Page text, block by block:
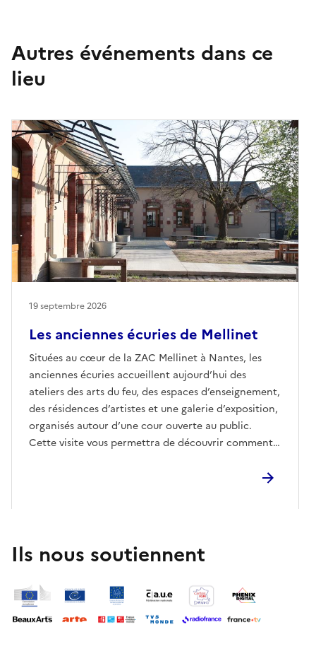
Autres événements dans ce
lieu
Les anciennes écuries de Mellinet
Situées au cœur de la ZAC Mellinet à Nantes, les
anciennes écuries accueillent aujourd’hui des
ateliers des arts du feu, des espaces d’enseignement,
des résidences d’artistes et une galerie d’exposition,
organisés autour d’une cour ouverte au public.
Cette visite vous permettra de découvrir comment
19 septembre 2026
Ils nous soutiennent